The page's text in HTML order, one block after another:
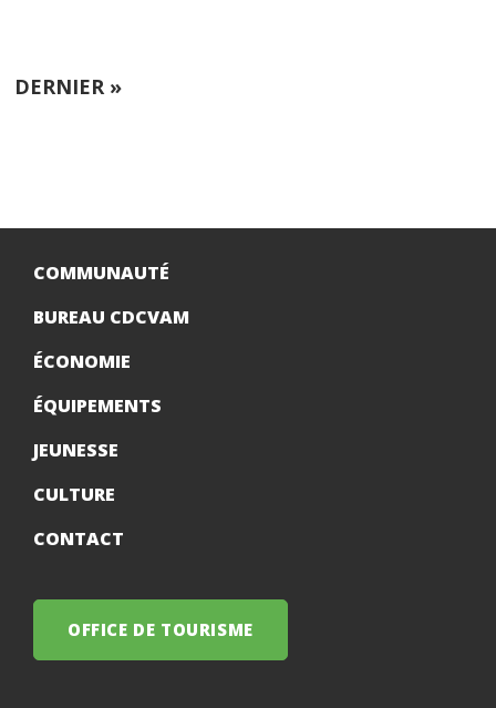
DERNIÈRE
DERNIER »
COMMUNAUTÉ
BUREAU CDCVAM
ÉCONOMIE
ÉQUIPEMENTS
JEUNESSE
CULTURE
CONTACT
OFFICE DE TOURISME